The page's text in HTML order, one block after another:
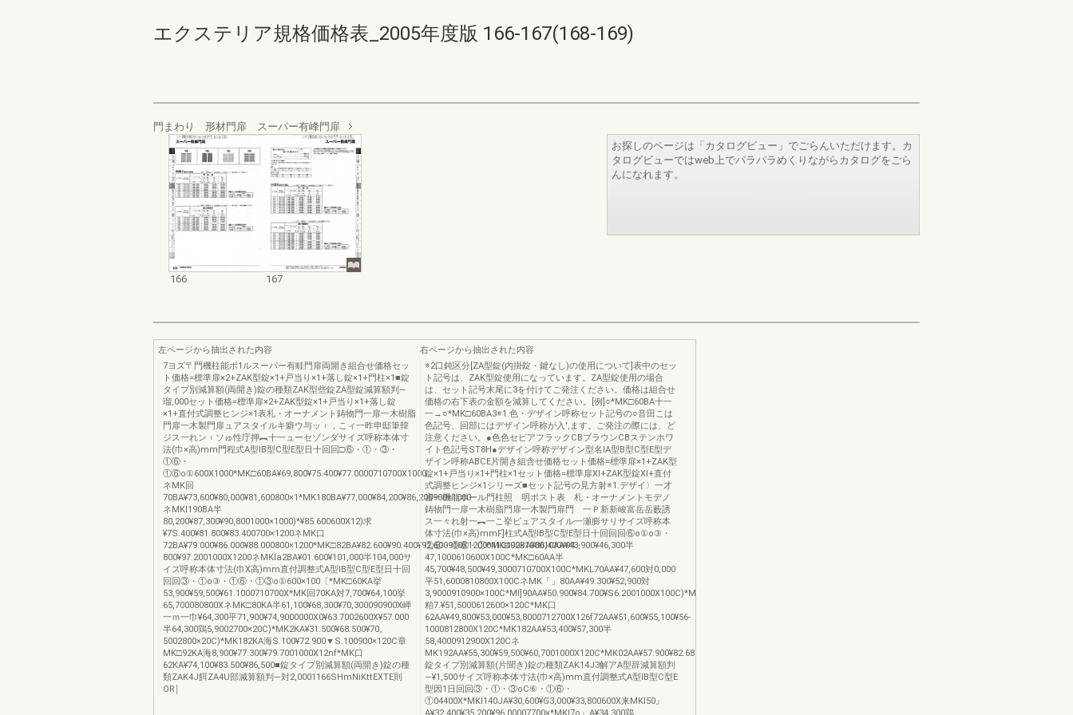
エクステリア規格価格表_2005年度版 166-167(168-169)
門まわり 形材門扉 スーパー有峰門扉
166 167
お探しのページは「カタログビュー」でごらんいただけます。カ
タログビューではweb上でパラパラめくりながらカタログをごら
んになれます。
左ページから抽出された内容
7ヨズ〒門機柱能ポ1ルスーパー有畦門扉両開き組合せ価格セッ
ト価格=標準扉×2+ZAK型錠×1+戸当り×1+落し錠×1+門柱×1■錠
タイプ別減算額(両開き)錠の種類ZAK型些錠ZA型錠減算額判―
瑠,000セット価格=標準扉×2+ZAK型錠×1+戸当り×1+落し錠
×1+直付式調整ヒンジ×1表札・オーナメント鋳物門一扉一木樹脂
門扉一木製門扉ュアスタイルキ癖ウ与ッ︲，こィ一昨申邸筆韓
ジス一れン︲ソゅ性庁押︻十一ューセゾンダサイズ呼称本体寸
法(巾×高)mm門程式A型IB型C型E型日十回回□⑥・①・③・
①⑥・
①⑥o①600X1000*MK□60BA¥69,800¥75.400¥77.0000710700X1000
ネMK回
70BA¥73,600¥80,000¥81,600800×1*MK180BA¥77,000¥84,200¥86,200900×1000
ネMKI190BA半
80,200¥87,300¥90,8001000×1000)*¥85.600600X12)求
¥7S.400¥81.800¥83.400700×1200ネMK口
72BA¥79.000¥86.000¥88.000800×1200*MK□82BA¥82.600¥90.400¥92,600900X1200*MK□92BA¥86,400¥94・
800¥97.2001000X1200ネMKla2BA¥01.600¥101,000半104,000サ
イズ呼称本体寸法(巾X高)mm直付調整式A型IB型C型E型日十回
回回③・①o③・①⑥・①③o①600×100〔*MK□60KA挙
53,900¥59,500¥61.1000710700X*MK回70KA対7,700¥64,100挙
65,700080800XネMK□80KA半61,100¥68,300¥70,300090900X岬
一ｍ一巾¥64,300平71,900¥74,9000000X0¥63.7002600X¥57.000
半64,300鶏5,9002700×20C)*MK2KA¥31.500¥68.500¥70。
5002800×20C)*MK182KA海S.100¥72.900▼S.100900×120C章
MK□92KA海8,900¥77.300¥79.7001000X12nf*MK口
62KA¥74,100¥83.500¥86,500■錠タイプ別減算額(両開き)錠の種
類ZAK4J餌ZA4U部減算額判―対2,0001166SHmNiKttEXTE則
OR￨
右ページから抽出された内容
※2口鈍区分[ZA型錠(内掛錠・鍵なし)の使用について]表中のセッ
ト記号は、ZAK型錠使用になっています。ZA型錠使用の場合
は、セット記号末尾に3を付けてご発注ください。価格は組合せ
価格の右下表の金額を減算してください。[例]○*MK□60BA十一
一→○*MK□60BA3※1.色・デザイン呼称セット記号の○音田こは
色記号、回部にはデザイン呼称が入',ます。ご発注の際には、ど
注意ください。●色色セビアフラックCBブラウンCBステンホワ
イト色記号ST8H●デザイン呼称デザイン型名IA型B型C型E型デ
ザイン呼称ABCE片開き組含せ価格セット価格=標準扉×1+ZAK型
錠×1+戸当り×1+門柱×1セット価格=標準扉Xl+ZAK型錠Xl+直付
式調整ヒンジ×1シリーズ■セット記号の見方射※1.デザイ〉一才
審一機能ポール門柱照 明ポスト表 札・オーナメントモデノ
鋳物門一扉一木樹脂門扉一木製門扉門 一Ｐ新新峻富岳岳藪誘
ス一々れ射一︻一こ挙ピュアスタイル一瀬膨サリサイズ呼称本
体寸法(巾×高)mmF]柱式A型IB型C型E型日十回回回⑥o①o③・
①⑥・①⑥・①0410400×100010AA¥43,900¥46,300半
47,1000610600X100C*MK□60AA半
45,700¥48,500¥49,3000710700X100C*MKL70AA¥47,600対0,000
平51,6000810800X100CネMK「」80AA¥49.300¥52,900対
3,9000910900×100C*Ml]90AA¥50.900¥84.700¥S6.2001000X100C)*MK100AA0412400×120C*MK12AA
粕7.¥51,5000612600×120C*MK口
62AA¥49,800¥53,000¥53,8000712700X126f72AA¥51,600¥55,100¥56‐
1000812800X120C*MK182AA¥53,400¥57,300半
58,4000912900X120Cネ
MK192AA¥55,300¥59,500¥60,7001000X120C*MK02AA¥57.900¥82.680¥84.100■
錠タイプ別減算額(片聞き)錠の種類ZAK14J3解アA型辞減算額判
―¥1,500サイズ呼称本体寸法(巾×高)mm直付調整式A型IB型C型E
型因1日回回③・①・③oC⑥・①⑥・
①04400X*MKI140JA¥30,600¥G3,000¥33,800600X来MKI50』